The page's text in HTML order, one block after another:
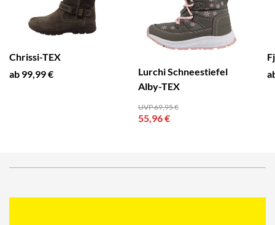
Chrissi-TEX
ab 99,99 €
Lurchi Schneestiefel
Alby-TEX
UVP 69,95 €
55,96 €